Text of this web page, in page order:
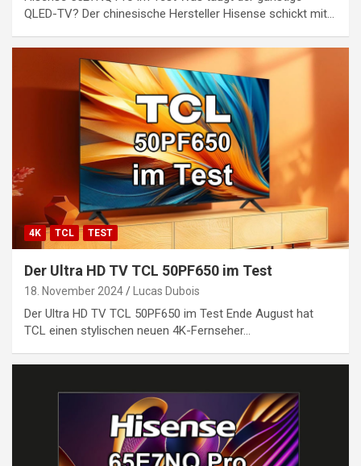
QLED-TV? Der chinesische Hersteller Hisense schickt mit…
4K TCL TEST
Der Ultra HD TV TCL 50PF650 im Test
18. November 2024 Lucas Dubois
Der Ultra HD TV TCL 50PF650 im Test Ende August hat
TCL einen stylischen neuen 4K-Fernseher…